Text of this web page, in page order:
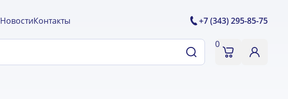
НовостиКонтакты +7 (343) 295-85-75
0